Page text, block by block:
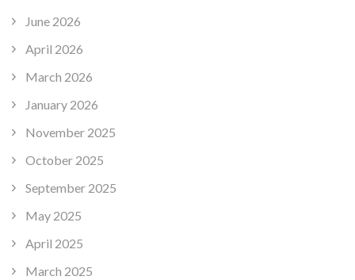
June 2026
April 2026
March 2026
January 2026
November 2025
October 2025
September 2025
May 2025
April 2025
March 2025